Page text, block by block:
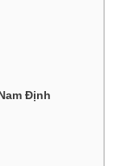
Định